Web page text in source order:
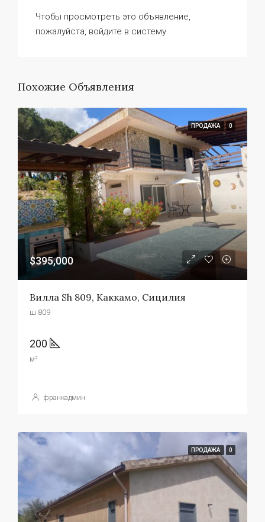
Чтобы просмотреть это объявление,
пожалуйста, войдите в систему.
Похожие Объявления
ПРОДАЖА 0
$395,000
Вилла Sh 809, Каккамо, Сицилия
ш 809
200
м²
франкадмин
ПРОДАЖА 0